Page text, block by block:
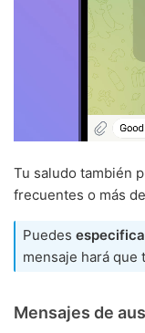
Tu saludo también
frecuentes o más
Puedes
mensaje hará que
Mensajes de